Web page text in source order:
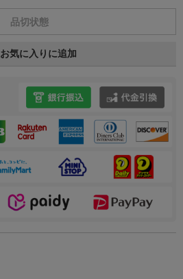
品切状態
お気に入りに追加